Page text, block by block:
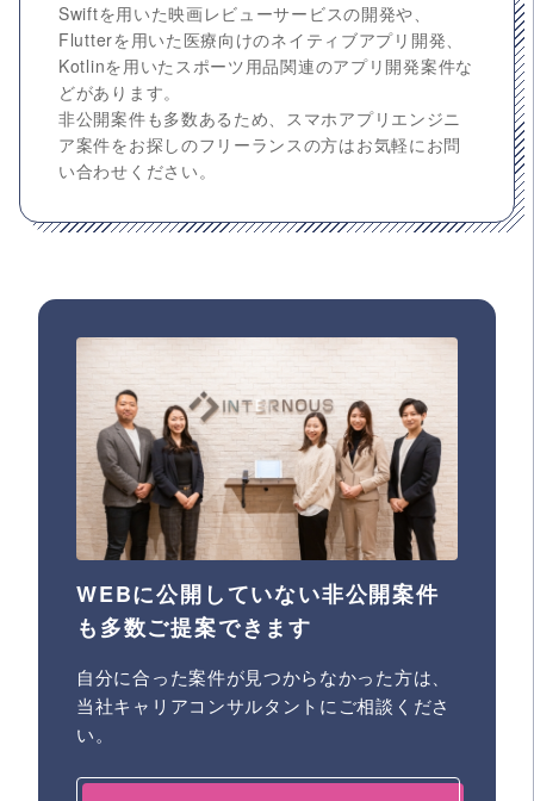
Swiftを用いた映画レビューサービスの開発や、
Flutterを用いた医療向けのネイティブアプリ開発、
Kotlinを用いたスポーツ用品関連のアプリ開発案件な
どがあります。
非公開案件も多数あるため、スマホアプリエンジニ
ア案件をお探しのフリーランスの方はお気軽にお問
い合わせください。
WEBに公開していない非公開案件
も多数ご提案できます
自分に合った案件が見つからなかった方は、
当社キャリアコンサルタントにご相談くださ
い。